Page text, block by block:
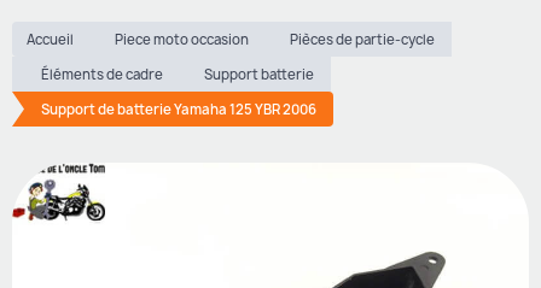
Accueil Piece moto occasion
Pièces de partie-cycle
Éléments de cadre
Support batterie
Support de batterie Yamaha 125 YBR 2006